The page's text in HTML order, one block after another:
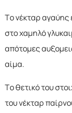
Το νέκταρ αγαύης
στο χαμηλό
απότομες
αίμα.
Το θετικό του
του νέκταρ